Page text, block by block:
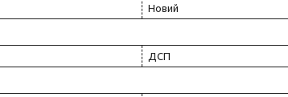
Новий
ДСП